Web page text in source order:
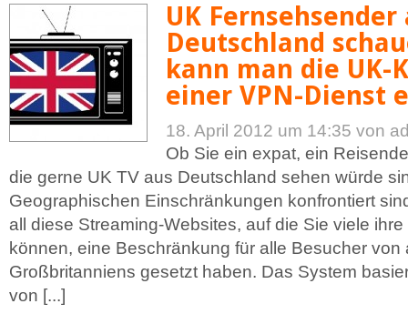
UK Fernsehsender
Deutschland
kann man die UK-
einer VPN-Dienst
18. April 2012 um 14:35 von
Ob Sie ein expat, ein
die gerne UK TV aus Deutschland sehen würde
Geographischen Einschränkungen konfrontiert
all diese Streaming-Websites, auf die Sie viele
können, eine Beschränkung für alle Besucher von
Großbritanniens gesetzt haben. Das System
von [...]